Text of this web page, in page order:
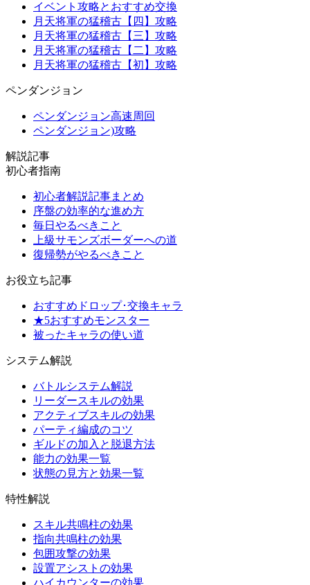
イベント攻略とおすすめ交換
月天将軍の猛稽古【四】攻略
月天将軍の猛稽古【三】攻略
月天将軍の猛稽古【二】攻略
月天将軍の猛稽古【初】攻略
ペンダンジョン
ペンダンジョン高速周回
ペンダンジョン)攻略
解説記事
初心者指南
初心者解説記事まとめ
序盤の効率的な進め方
毎日やるべきこと
上級サモンズボーダーへの道
復帰勢がやるべきこと
お役立ち記事
おすすめドロップ･交換キャラ
★5おすすめモンスター
被ったキャラの使い道
システム解説
バトルシステム解説
リーダースキルの効果
アクティブスキルの効果
パーティ編成のコツ
ギルドの加入と脱退方法
能力の効果一覧
状態の見方と効果一覧
特性解説
スキル共鳴柱の効果
指向共鳴柱の効果
包囲攻撃の効果
設置アシストの効果
ハイカウンターの効果